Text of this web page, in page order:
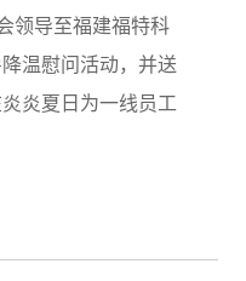
领导至福建福特科
温慰问活动，并送
炎夏日为一线员工